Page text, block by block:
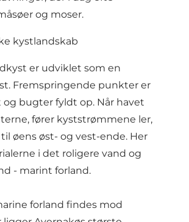
og moser.
kystlandskab
er udviklet som en
Fremspringende punkter er
bugter fyldt op. Når havet
fører kyststrømmene ler,
øens øst- og vest-ende. Her
i det roligere vand og
- marint forland.
forland findes mod